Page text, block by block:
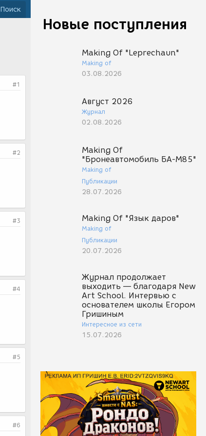
Новые поступления
Making Of "Leprechaun"
Making of
03.08.2026
Август 2026
Журнал
02.08.2026
Making Of
"Бронеавтомобиль БА-М85"
Making of
Публикации
28.07.2026
Making Of "Язык даров"
Making of
Публикации
20.07.2026
Журнал продолжает
выходить — благодаря New
Art School. Интервью с
основателем школы Егором
Гришиным
Интересное из сети
15.07.2026
Поиск
#1
#2
#3
#4
#5
#6